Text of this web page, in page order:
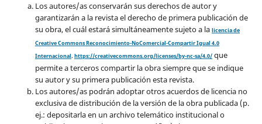
Los autores/as conservarán sus derechos de autor y
garantizarán a la revista el derecho de primera publicación de
su obra, el cuál estará simultáneamente sujeto a la licencia de
Creative Commons Reconocimiento-NoComercial-Compartir Igual 4.0
Internacional. https://creativecommons.org/licenses/by-nc-sa/4.0/que
permite a terceros compartir la obra siempre que se indique
su autor y su primera publicación esta revista.
Los autores/as podrán adoptar otros acuerdos de licencia no
exclusiva de distribución de la versión de la obra publicada (p.
ej.: depositarla en un archivo telemático institucional o